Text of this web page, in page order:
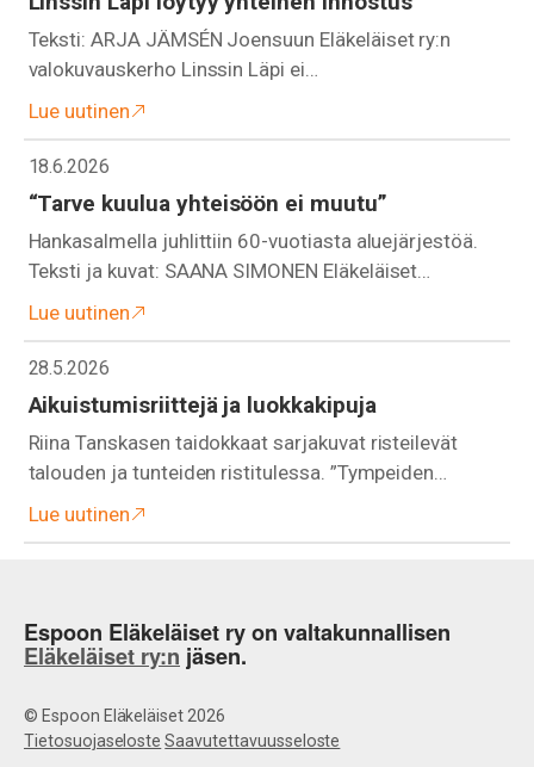
Teksti: ARJA JÄMSÉN Joensuun Eläkeläiset ry:n
valokuvauskerho Linssin Läpi ei…
Lue uutinen
18.6.2026
“Tarve kuulua yhteisöön ei muutu”
Hankasalmella juhlittiin 60-vuotiasta aluejärjestöä.
Teksti ja kuvat: SAANA SIMONEN Eläkeläiset…
Lue uutinen
28.5.2026
Aikuistumisriittejä ja luokkakipuja
Riina Tanskasen taidokkaat sarjakuvat risteilevät
talouden ja tunteiden ristitulessa. ”Tympeiden…
Lue uutinen
Espoon Eläkeläiset ry on valtakunnallisen
Eläkeläiset ry:n jäsen.
© Espoon Eläkeläiset 2026
Tietosuojaseloste Saavutettavuusseloste